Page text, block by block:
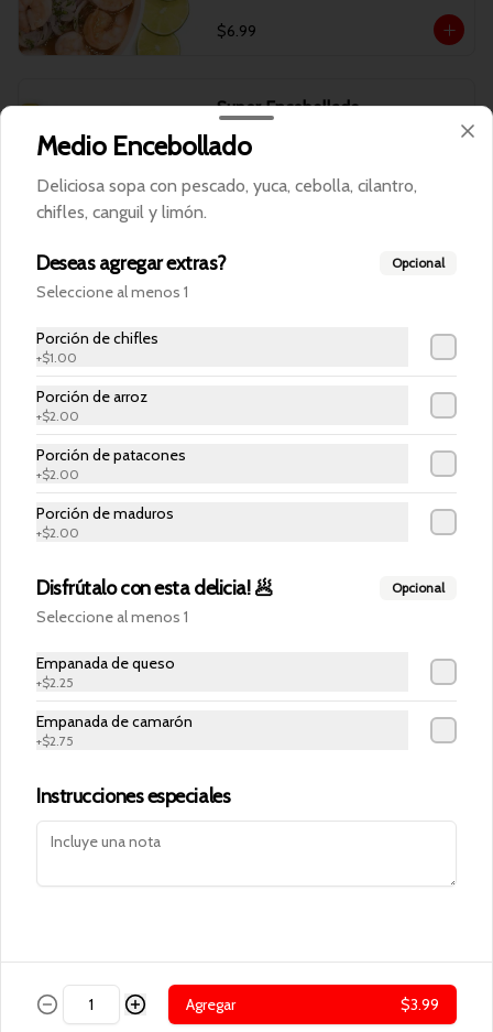
$6.99
Super Encebollado
Deliciosa sopa con más pescado, más
yuca, cebolla, cilantro, chifles, canguil y
Conócenos
Términos y condiciones
Política de privacidad
Redes sociales
Instagram
Facebook
Mi cuenta
Iniciar sesión
Medio Encebollado
Deliciosa sopa con pescado, yuca, cebolla, cilantro,
chifles, canguil y limón.
Deseas agregar extras? Opcional
Seleccione al menos 1
Porción de chifles
+$1.00
Porción de arroz
+$2.00
Porción de patacones
+$2.00
Porción de maduros
+$2.00
Disfrútalo con esta delicia! 🥟 Opcional
Seleccione al menos 1
Empanada de queso
+$2.25
Empanada de camarón
+$2.75
Instrucciones especiales
Agregar $3.99